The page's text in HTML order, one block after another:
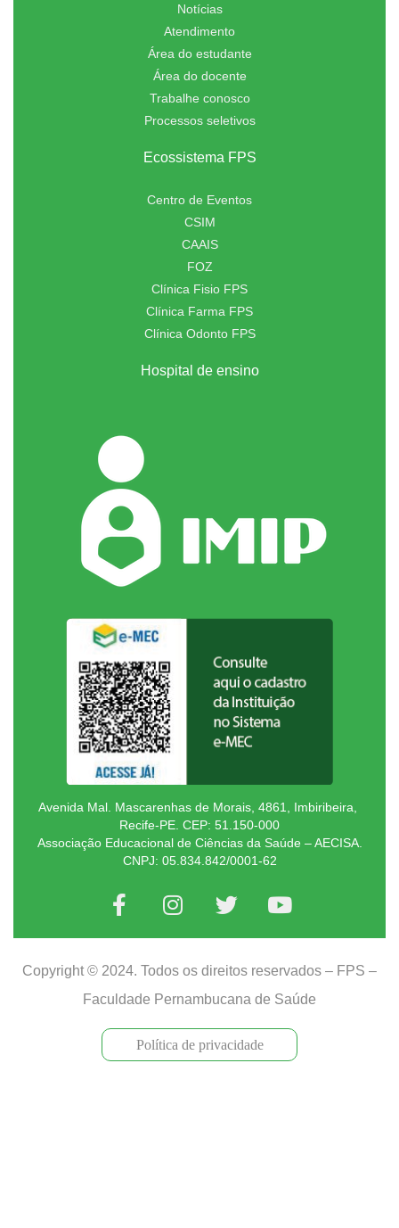
Notícias
Atendimento
Área do estudante
Área do docente
Trabalhe conosco
Processos seletivos
Ecossistema FPS
Centro de Eventos
CSIM
CAAIS
FOZ
Clínica Fisio FPS
Clínica Farma FPS
Clínica Odonto FPS
Hospital de ensino
Avenida Mal. Mascarenhas de Morais, 4861, Imbiribeira,
Recife-PE. CEP: 51.150-000
Associação Educacional de Ciências da Saúde – AECISA.
CNPJ: 05.834.842/0001-62
Copyright © 2024. Todos os direitos reservados – FPS –
Faculdade Pernambucana de Saúde
Política de privacidade